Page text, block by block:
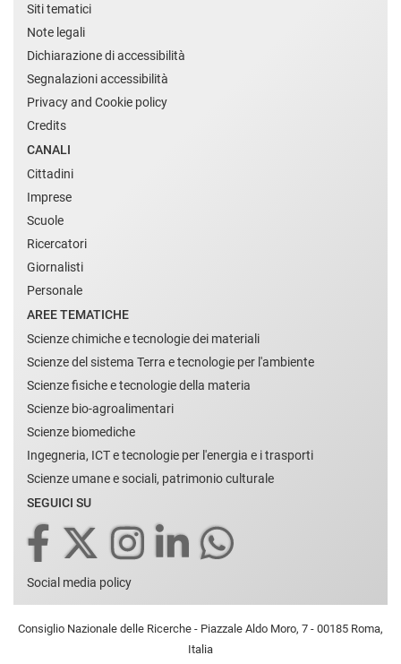
Siti tematici
Note legali
Dichiarazione di accessibilità
Segnalazioni accessibilità
Privacy and Cookie policy
Credits
CANALI
Cittadini
Imprese
Scuole
Ricercatori
Giornalisti
Personale
AREE TEMATICHE
Scienze chimiche e tecnologie dei materiali
Scienze del sistema Terra e tecnologie per l'ambiente
Scienze fisiche e tecnologie della materia
Scienze bio-agroalimentari
Scienze biomediche
Ingegneria, ICT e tecnologie per l'energia e i trasporti
Scienze umane e sociali, patrimonio culturale
SEGUICI SU
Social media policy
Consiglio Nazionale delle Ricerche - Piazzale Aldo Moro, 7 - 00185 Roma,
Italia